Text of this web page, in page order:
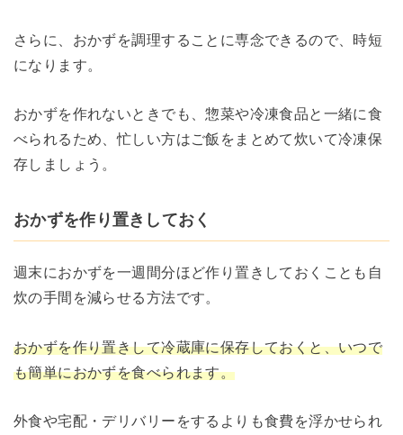
さらに、おかずを調理することに専念できるので、時短
になります。
おかずを作れないときでも、惣菜や冷凍食品と一緒に食
べられるため、忙しい方はご飯をまとめて炊いて冷凍保
存しましょう。
おかずを作り置きしておく
週末におかずを一週間分ほど作り置きしておくことも自
炊の手間を減らせる方法です。
おかずを作り置きして冷蔵庫に保存しておくと、いつで
も簡単におかずを食べられます。
外食や宅配・デリバリーをするよりも食費を浮かせられ